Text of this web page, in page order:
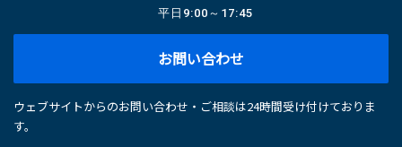
平日 9:00～17:45
お問い合わせ
ウェブサイトからのお問い合わせ・ご相談は24時間受け付けておりま
す。